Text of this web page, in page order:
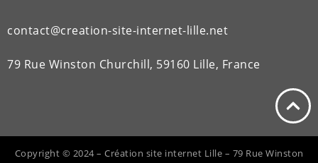
contact@creation-site-internet-lille.net
79 Rue Winston Churchill, 59160 Lille, France
Copyright © 2024 – Création site internet Lille – 79 Rue Winston